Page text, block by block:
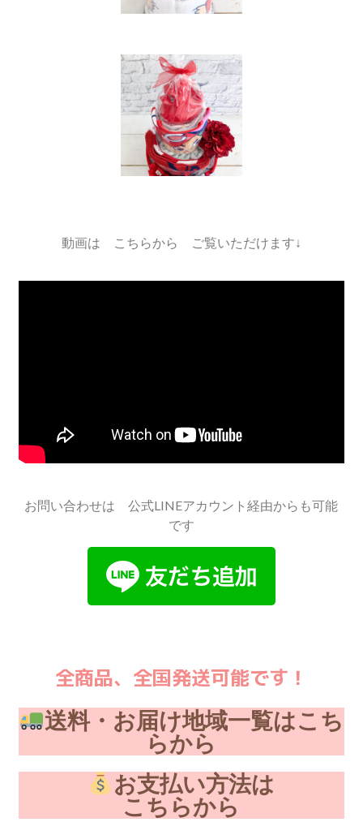
動画は こちらから ご覧いただけます↓
お問い合わせは 公式LINEアカウント経由からも可能
です
全商品、全国発送可能です！
送料・お届け地域一覧はこち
らから
お支払い方法は
こちらから